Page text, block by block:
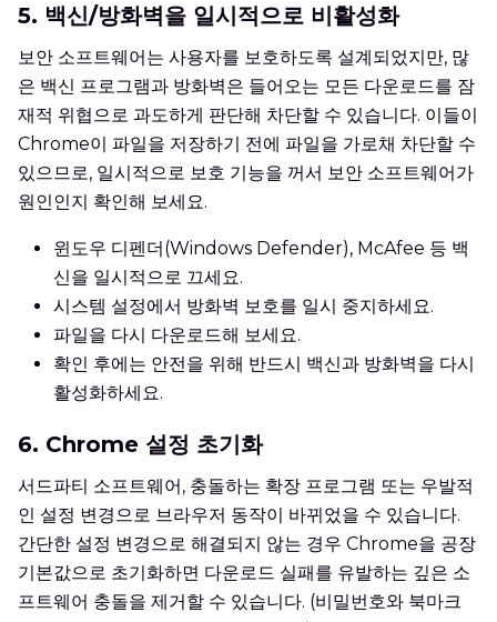
5. 백신/방화벽을 일시적으로 비활성화
보안 소프트웨어는 사용자를 보호하도록 설계되었지만, 많
은 백신 프로그램과 방화벽은 들어오는 모든 다운로드를 잠
재적 위협으로 과도하게 판단해 차단할 수 있습니다. 이들이
Chrome이 파일을 저장하기 전에 파일을 가로채 차단할 수
있으므로, 일시적으로 보호 기능을 꺼서 보안 소프트웨어가
원인인지 확인해 보세요.
윈도우 디펜더(Windows Defender), McAfee 등 백
신을 일시적으로 끄세요.
시스템 설정에서 방화벽 보호를 일시 중지하세요.
파일을 다시 다운로드해 보세요.
확인 후에는 안전을 위해 반드시 백신과 방화벽을 다시
활성화하세요.
6. Chrome 설정 초기화
서드파티 소프트웨어, 충돌하는 확장 프로그램 또는 우발적
인 설정 변경으로 브라우저 동작이 바뀌었을 수 있습니다.
간단한 설정 변경으로 해결되지 않는 경우 Chrome을 공장
기본값으로 초기화하면 다운로드 실패를 유발하는 깊은 소
프트웨어 충돌을 제거할 수 있습니다. (비밀번호와 북마크